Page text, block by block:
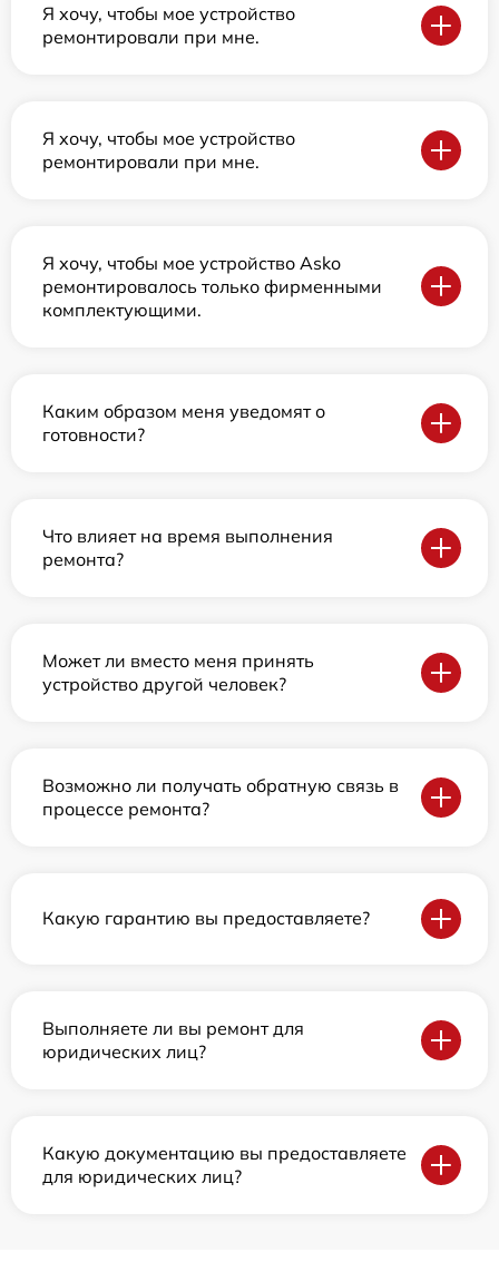
Я хочу, чтобы мое устройство
ремонтировали при мне.
Я хочу, чтобы мое устройство
ремонтировали при мне.
Я хочу, чтобы мое устройство Asko
ремонтировалось только фирменными
комплектующими.
Каким образом меня уведомят о
готовности?
Что влияет на время выполнения
ремонта?
Может ли вместо меня принять
устройство другой человек?
Возможно ли получать обратную связь в
процессе ремонта?
Какую гарантию вы предоставляете?
Выполняете ли вы ремонт для
юридических лиц?
Какую документацию вы предоставляете
для юридических лиц?